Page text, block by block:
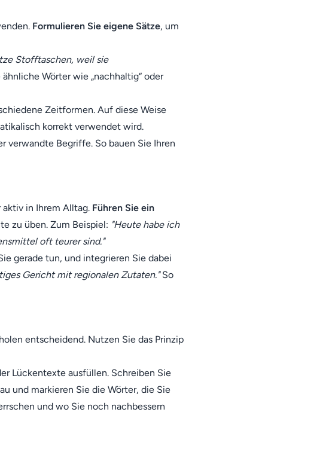
Formulieren Sie eigene Sätze, um
Stofftaschen, weil sie
Wörter wie „nachhaltig“ oder
Zeitformen. Auf diese Weise
korrekt verwendet wird.
verwandte Begriffe. So bauen Sie Ihren
aktiv in Ihrem Alltag. Führen Sie ein
zu üben. Zum Beispiel: "Heute habe ich
oft teurer sind."
gerade tun, und integrieren Sie dabei
Gericht mit regionalen Zutaten."So
entscheidend. Nutzen Sie das Prinzip
Lückentexte ausfüllen. Schreiben Sie
und markieren Sie die Wörter, die Sie
und wo Sie noch nachbessern